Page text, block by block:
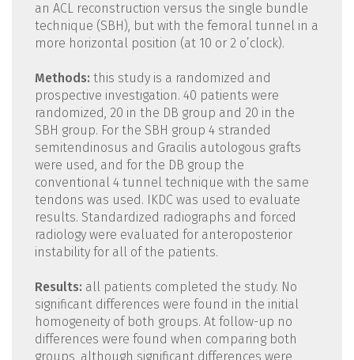
an ACL reconstruction versus the single bundle
technique (SBH), but with the femoral tunnel in a
more horizontal position (at 10 or 2 o’clock).
Methods: this study is a randomized and
prospective investigation. 40 patients were
randomized, 20 in the DB group and 20 in the
SBH group. For the SBH group 4 stranded
semitendinosus and Gracilis autologous grafts
were used, and for the DB group the
conventional 4 tunnel technique with the same
tendons was used. IKDC was used to evaluate
results. Standardized radiographs and forced
radiology were evaluated for anteroposterior
instability for all of the patients.
Results: all patients completed the study. No
significant differences were found in the initial
homogeneity of both groups. At follow-up no
differences were found when comparing both
groups, although significant differences were